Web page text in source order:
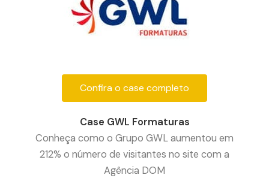
Confira o case completo
Case GWL Formaturas
Conheça como o Grupo GWL aumentou em
212% o número de visitantes no site com a
Agência DOM